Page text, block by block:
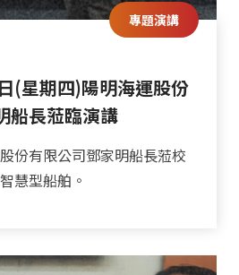
專題演講
(星期四)陽明海運股份
船長蒞臨演講
份有限公司鄧家明船長蒞校
慧型船舶。